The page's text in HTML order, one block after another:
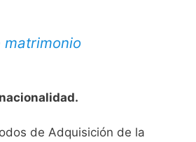
matrimonio
de Adquisición de la